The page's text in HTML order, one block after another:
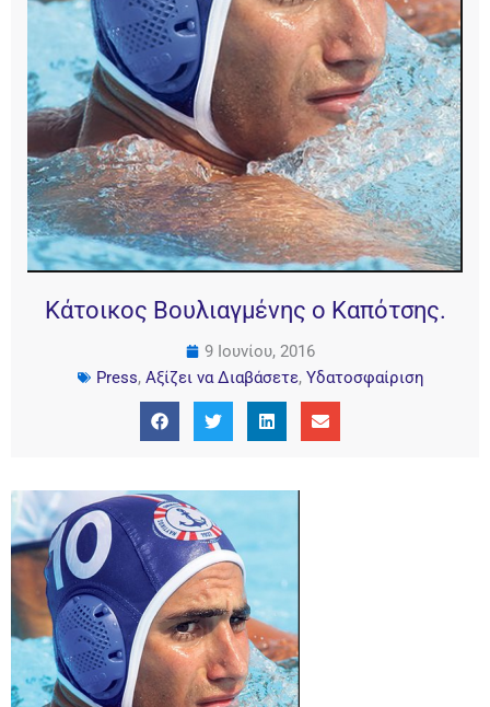
Κάτοικος Βουλιαγμένης ο Καπότσης.
9 Ιουνίου, 2016
Press, Αξίζει να Διαβάσετε, Υδατοσφαίριση